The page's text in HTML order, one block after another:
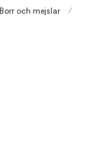
Borr och mejslar
/